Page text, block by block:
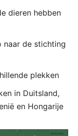
dieren hebben
naar de stichting
plekken
in Duitsland,
en Hongarije